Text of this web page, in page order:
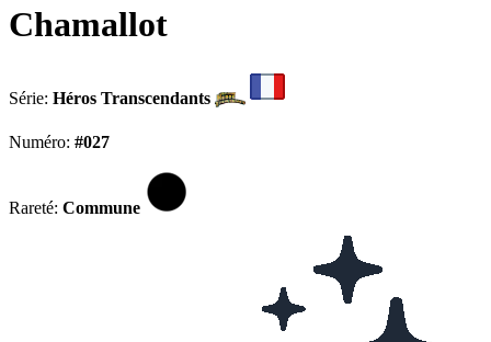
Chamallot
Série: Héros Transcendants
Numéro: #027
Rareté: Commune